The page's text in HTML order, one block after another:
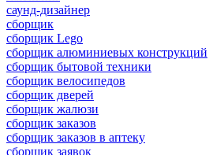
саунд-дизайнер
сборщик
сборщик Lego
сборщик алюминиевых конструкций
сборщик бытовой техники
сборщик велосипедов
сборщик дверей
сборщик жалюзи
сборщик заказов
сборщик заказов в аптеку
сборщик заявок